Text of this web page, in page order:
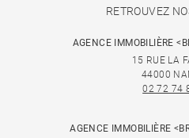
RETROUVEZ
AGENCE IMMOBILIÈRE
15 RUE LA
44000
02 72 74
AGENCE IMMOBILIÈRE